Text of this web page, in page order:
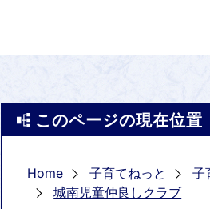
このページの現在位置
Home 子育てねっと 子
城南児童仲良しクラブ